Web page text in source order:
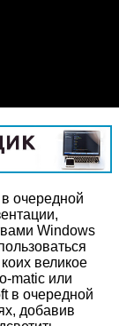
очередной
Windows
великое
matic или
в очередной
добавив